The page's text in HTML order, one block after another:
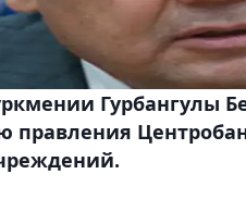
Гурбангулы
правления